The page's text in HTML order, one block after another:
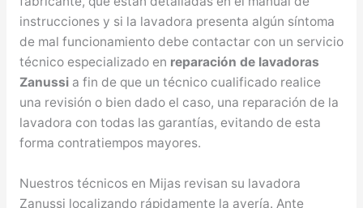
instrucciones y si la lavadora presenta algún síntoma
de mal funcionamiento debe contactar con un servicio
técnico especializado en reparación de lavadoras
Zanussia fin de que un técnico cualificado realice
una revisión o bien dado el caso, una reparación de la
lavadora con todas las garantías, evitando de esta
forma contratiempos mayores.
Nuestros técnicos en Mijas revisan su lavadora
Zanussi localizando rápidamente la avería. Ante